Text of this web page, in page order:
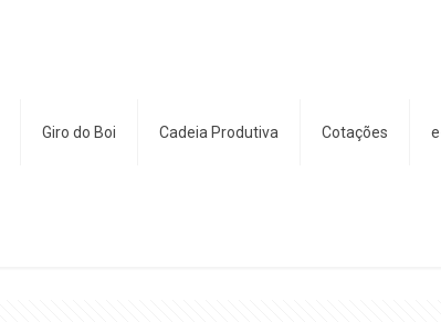
Giro do Boi Cadeia Produtiva Cotações